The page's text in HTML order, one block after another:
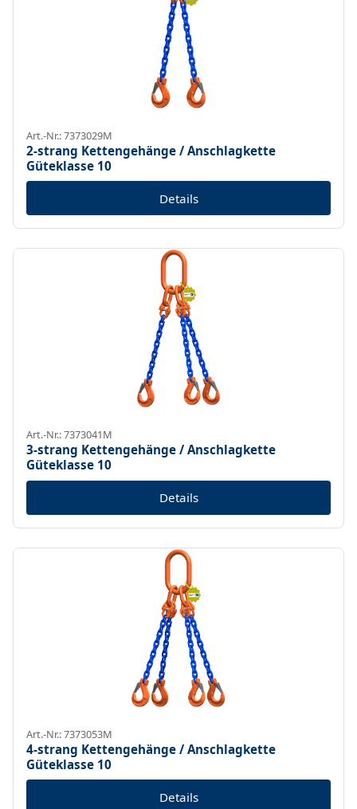
Art.-Nr.: 7373029M
2-strang Kettengehänge / Anschlagkette
Güteklasse 10
Details
Art.-Nr.: 7373041M
3-strang Kettengehänge / Anschlagkette
Güteklasse 10
Details
Art.-Nr.: 7373053M
4-strang Kettengehänge / Anschlagkette
Güteklasse 10
Details